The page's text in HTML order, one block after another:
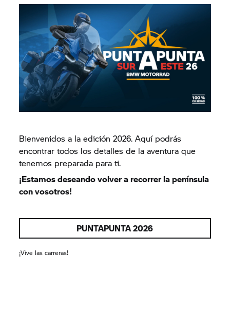
Bienvenidos a la edición 2026. Aquí podrás
encontrar todos los detalles de la aventura que
tenemos preparada para ti.
¡Estamos deseando volver a recorrer la península
con vosotros!
PUNTAPUNTA 2026
¡Vive las carreras!